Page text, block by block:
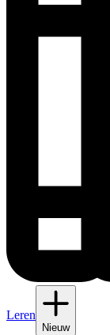
Leren
Nieuw